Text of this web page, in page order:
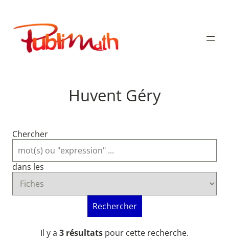
contenu
Publimath
Huvent Géry
Chercher
dans les
Rechercher
Il y a 3 résultats pour cette recherche.